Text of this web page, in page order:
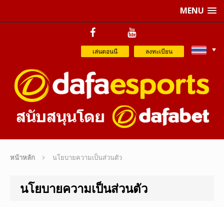
MENU
เล่นตอนนี ลงทะเบียน
หน้าหลัก นโยบายความเป็นส่วนตัว
นโยบายความเป็นส่วนตัว